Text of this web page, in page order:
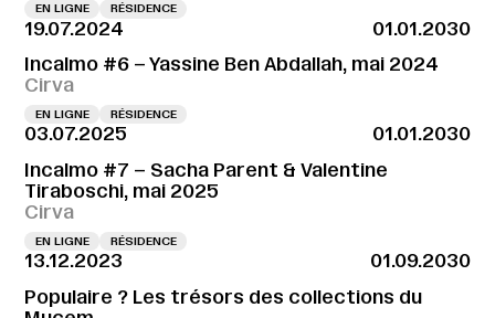
EN LIGNE RÉSIDENCE
19.07.2024
01.01.2030
Incalmo #6 – Yassine Ben Abdallah, mai 2024
Cirva
EN LIGNE RÉSIDENCE
03.07.2025
01.01.2030
Incalmo #7 – Sacha Parent & Valentine
Tiraboschi, mai 2025
Cirva
EN LIGNE RÉSIDENCE
13.12.2023
01.09.2030
Populaire ? Les trésors des collections du